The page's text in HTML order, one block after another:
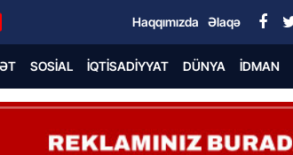
Haqqımızda Əlaqə
SOSIAL İQTISADIYYAT DÜNYA İDMAN